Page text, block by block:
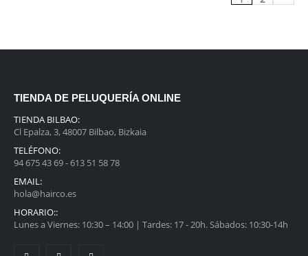
TIENDA DE PELUQUERÍA ONLINE
TIENDA BILBAO:
Cl Epalza, 3, 48007 Bilbao, Bizkaia
TELÉFONO:
94 675 43 69 - 613 51 58 78
EMAIL:
hola@hairco.es
HORARIO::
Lunes a Viernes: 10:30 – 14:00 | Tardes: 17 - 20h. Sábados: 10:30-14h